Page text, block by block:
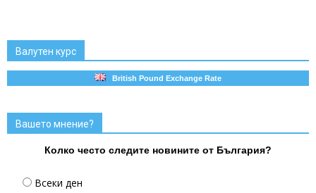
Валутен курс
British Pound Exchange Rate
Вашето мнение?
Колко често следите новините от България?
Всеки ден